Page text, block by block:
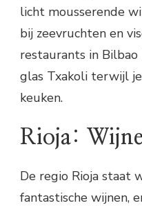
licht mousserende
bij zeevruchten en
restaurants in
glas Txakoli terwijl
keuken.
Rioja:
De regio Rioja staat
fantastische wijnen,